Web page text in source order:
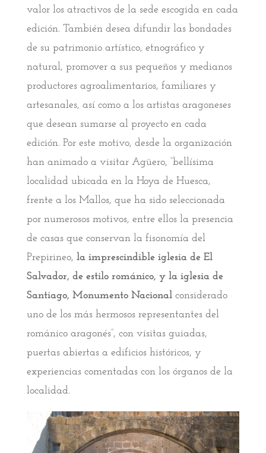
valor los atractivos de la sede escogida en cada
edición. También desea difundir las bondades
de su patrimonio artístico, etnográfico y
natural, promover a sus pequeños y medianos
productores agroalimentarios, familiares y
artesanales, así como a los artistas aragoneses
que desean sumarse al proyecto en cada
edición. Por este motivo, desde la organización
han animado a visitar Agüero, “bellísima
localidad ubicada en la Hoya de Huesca,
frente a los Mallos, que ha sido seleccionada
por numerosos motivos, entre ellos la presencia
de casas que conservan la fisonomía del
Prepirineo, la imprescindible iglesia de El
Salvador, de estilo románico, y la iglesia de
Santiago, Monumento Nacionalconsiderado
uno de los más hermosos representantes del
románico aragonés”, con visitas guiadas,
puertas abiertas a edificios históricos, y
experiencias comentadas con los órganos de la
localidad.